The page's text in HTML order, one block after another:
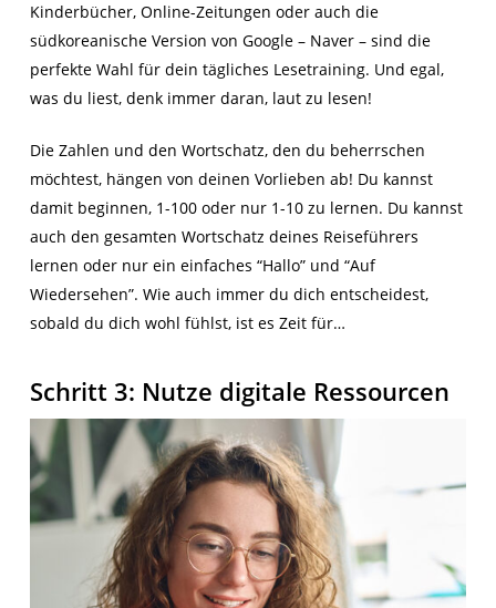
Kinderbücher, Online-Zeitungen oder auch die
südkoreanische Version von Google – Naver – sind die
perfekte Wahl für dein tägliches Lesetraining. Und egal,
was du liest, denk immer daran, laut zu lesen!
Die Zahlen und den Wortschatz, den du beherrschen
möchtest, hängen von deinen Vorlieben ab! Du kannst
damit beginnen, 1-100 oder nur 1-10 zu lernen. Du kannst
auch den gesamten Wortschatz deines Reiseführers
lernen oder nur ein einfaches “Hallo” und “Auf
Wiedersehen”. Wie auch immer du dich entscheidest,
sobald du dich wohl fühlst, ist es Zeit für…
Schritt 3: Nutze digitale Ressourcen